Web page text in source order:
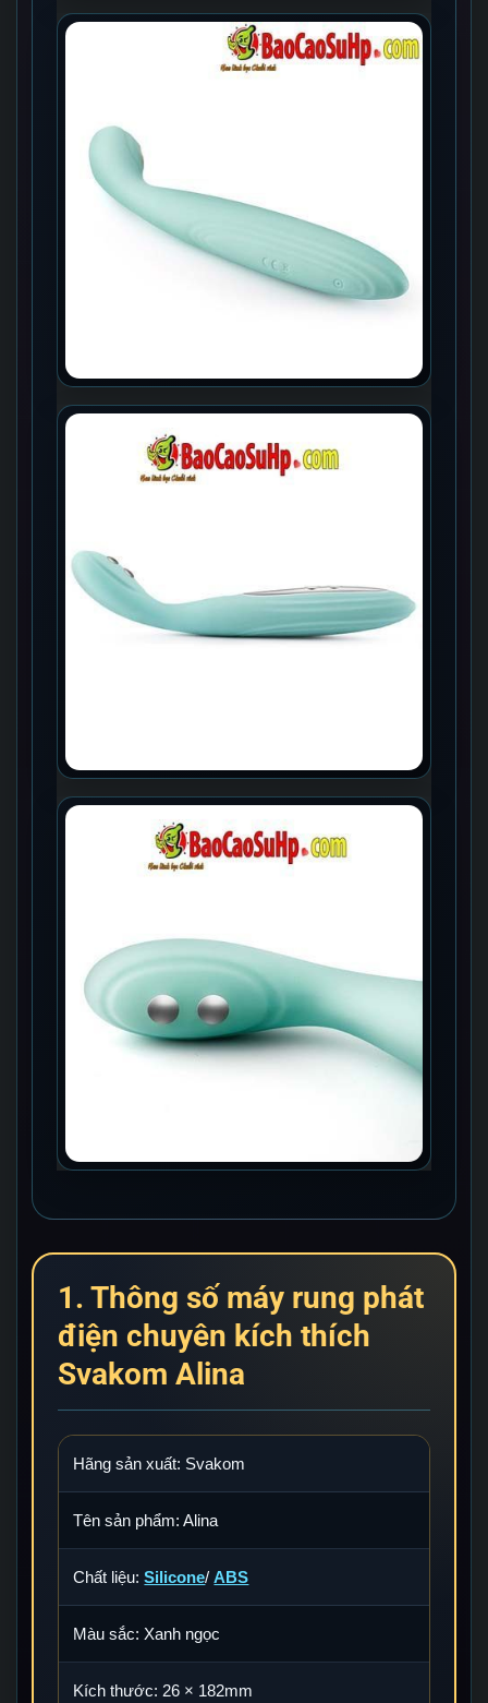
1. Thông số máy rung phát
điện chuyên kích thích
Svakom Alina
Hãng sản xuất: Svakom
Tên sản phẩm: Alina
Chất liệu:Silicone/ABS
Màu sắc: Xanh ngọc
Kích thước: 26 × 182mm